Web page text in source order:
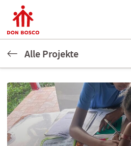
Alle Projekte